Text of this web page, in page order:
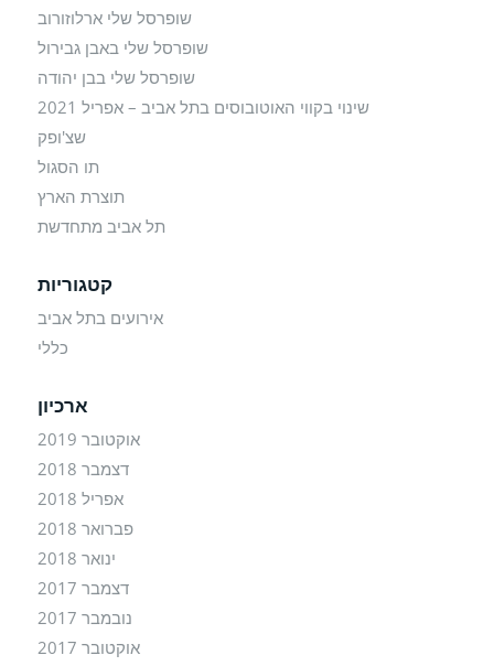
שופרסל שלי ארלוזורוב
שופרסל שלי באבן גבירול
שופרסל שלי בבן יהודה
שינוי בקווי האוטובוסים בתל אביב – אפריל 2021
שצ'ופק
תו הסגול
תוצרת הארץ
תל אביב מתחדשת
קטגוריות
אירועים בתל אביב
כללי
ארכיון
אוקטובר 2019
דצמבר 2018
אפריל 2018
פברואר 2018
ינואר 2018
דצמבר 2017
נובמבר 2017
אוקטובר 2017